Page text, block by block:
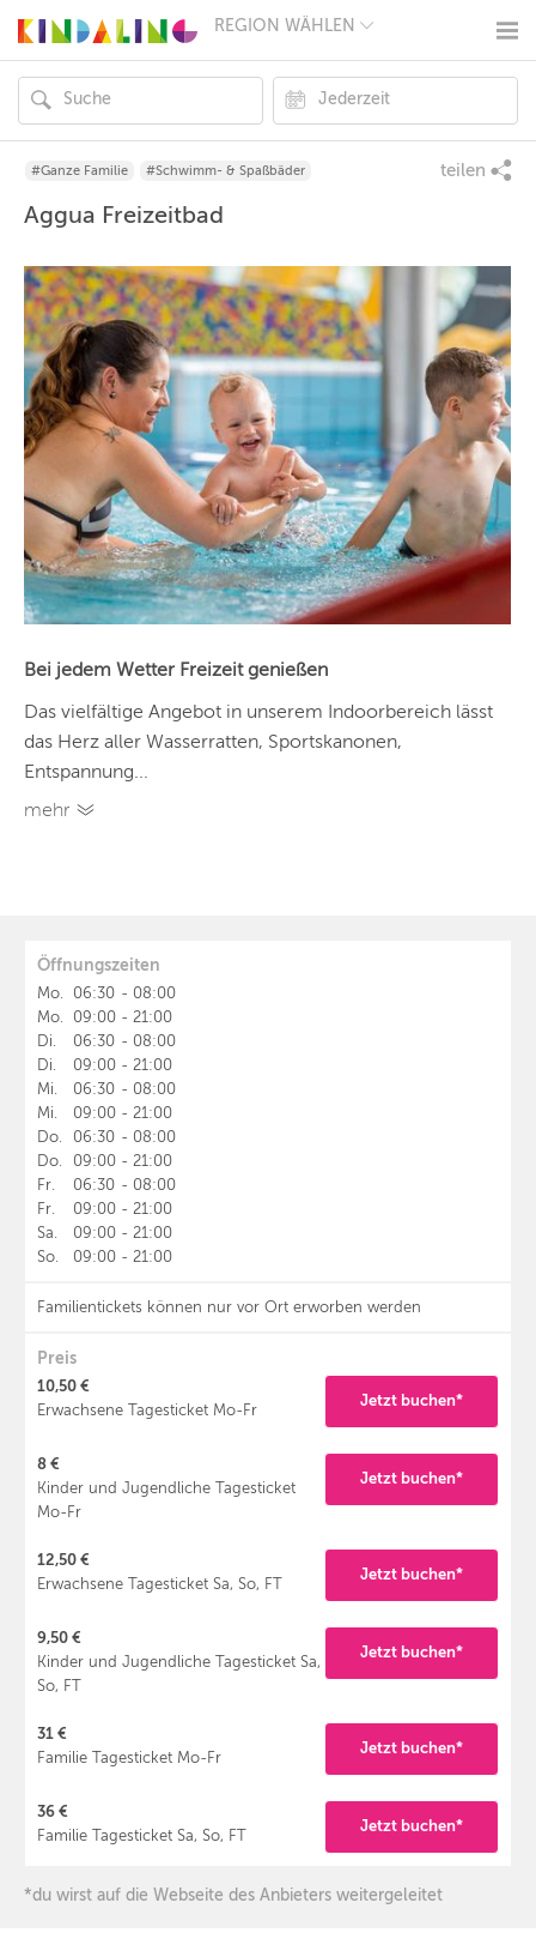
REGION WÄHLEN
MÜNCHEN
HAMBURG
FRANKFURT
KÖLN
DÜSSELDORF
DRESDEN
NÜRNBERG
WIEN
ZÜRICH
ANDERE
REGIONEN
#Ganze Familie #Schwimm- & Spaßbäder teilen
Aggua Freizeitbad
Bei jedem Wetter Freizeit genießen
Das vielfältige Angebot in unserem Indoorbereich lässt
das Herz aller Wasserratten, Sportskanonen,
Entspannung...
mehr
Öffnungszeiten
Mo. 06:30 - 08:00
Mo.
09:00 - 21:00
Di.
06:30 - 08:00
Di.
09:00 - 21:00
Mi.
06:30 - 08:00
Mi.
09:00 - 21:00
Do.
06:30 - 08:00
Do.
09:00 - 21:00
Fr.
06:30 - 08:00
Fr.
09:00 - 21:00
Sa.
09:00 - 21:00
So.
09:00 - 21:00
Familientickets können nur vor Ort erworben werden
Preis
10,50 €
Erwachsene Tagesticket Mo-Fr
Jetzt buchen*
8 €
Kinder und Jugendliche Tagesticket
Mo-Fr
Jetzt buchen*
12,50 €
Erwachsene Tagesticket Sa, So, FT
Jetzt buchen*
9,50 €
Kinder und Jugendliche Tagesticket Sa,
So, FT
Jetzt buchen*
31 €
Familie Tagesticket Mo-Fr
Jetzt buchen*
36 €
Familie Tagesticket Sa, So, FT
Jetzt buchen*
*du wirst auf die Webseite des Anbieters weitergeleitet